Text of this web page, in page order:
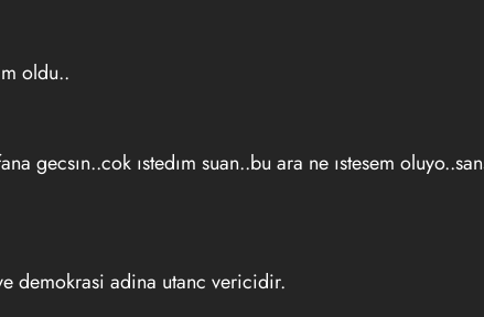
oldu..
gecsın..cok ıstedım suan..bu ara ne ıstesem
demokrasi adina utanc vericidir.